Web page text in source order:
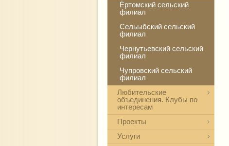
Ёртомский сельский
филиал
Сельыбский сельский
филиал
Чернутьевский сельский
филиал
Чупровский сельский
филиал
Любительские
объединения. Клубы по
интересам
Проекты
Услуги